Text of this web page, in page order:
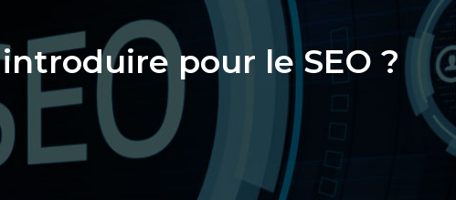
pour le SEO ?